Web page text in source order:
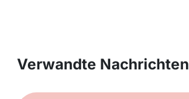
Verwandte Nachrichten